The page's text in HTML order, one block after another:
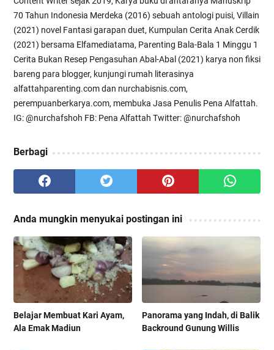
70 Tahun Indonesia Merdeka (2016) sebuah antologi puisi, Villain
(2021) novel Fantasi garapan duet, Kumpulan Cerita Anak Cerdik
(2021) bersama Elfamediatama, Parenting Bala-Bala 1 Minggu 1
Cerita Bukan Resep Pengasuhan Abal-Abal (2021) karya non fiksi
bareng para blogger, kunjungi rumah literasinya
alfattahparenting.com dan nurchabisnis.com,
perempuanberkarya.com, membuka Jasa Penulis Pena Alfattah.
IG: @nurchafshoh FB: Pena Alfattah Twitter: @nurchafshoh
Berbagi
Anda mungkin menyukai postingan ini
Belajar Membuat Kari Ayam,
Ala Emak Madiun
Panorama yang Indah, di Balik
Backround Gunung Willis